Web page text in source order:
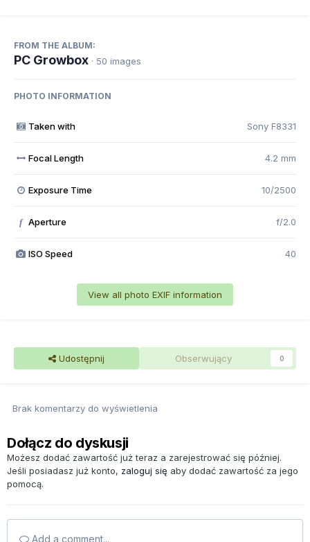
FROM THE ALBUM:
PC Growbox · 50 images
PHOTO INFORMATION
Taken with Sony F8331
Focal Length 4.2 mm
Exposure Time 10/2500
f Aperture f/2.0
ISO Speed 40
View all photo EXIF information
Udostępnij Obserwujący 0
Brak komentarzy do wyświetlenia
Dołącz do dyskusji
Możesz dodać zawartość już teraz a zarejestrować się później.
Jeśli posiadasz już konto, zaloguj się aby dodać zawartość za jego
pomocą.
Add a comment...